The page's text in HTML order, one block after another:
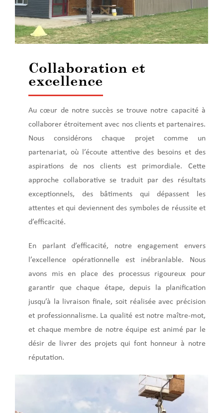
Collaboration et
excellence
Au cœur de notre succès se trouve notre capacité à
collaborer étroitement avec nos clients et partenaires.
Nous considérons chaque projet comme un
partenariat, où l’écoute attentive des besoins et des
aspirations de nos clients est primordiale. Cette
approche collaborative se traduit par des résultats
exceptionnels, des bâtiments qui dépassent les
attentes et qui deviennent des symboles de réussite et
d’efficacité.
En parlant d’efficacité, notre engagement envers
l’excellence opérationnelle est inébranlable. Nous
avons mis en place des processus rigoureux pour
garantir que chaque étape, depuis la planification
jusqu’à la livraison finale, soit réalisée avec précision
et professionnalisme. La qualité est notre maître-mot,
et chaque membre de notre équipe est animé par le
désir de livrer des projets qui font honneur à notre
réputation.